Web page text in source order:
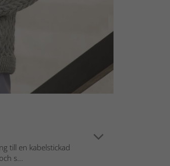
till en kabelstickad
s...